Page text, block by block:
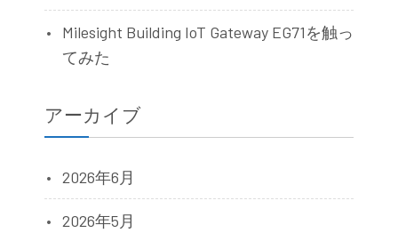
Milesight Building IoT Gateway EG71を触っ
てみた
アーカイブ
2026年6月
2026年5月